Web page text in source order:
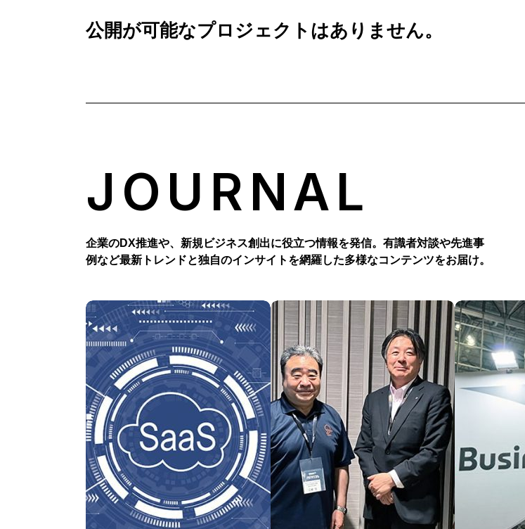
公開が可能なプロジェクトはありません。
JOURNAL
企業のDX推進や、新規ビジネス創出に役立つ情報を発信。有識者対談や先進事
例など最新トレンドと独自のインサイトを網羅した多様なコンテンツをお届け。